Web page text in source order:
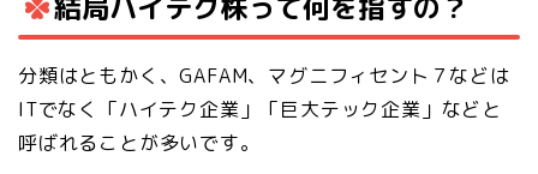
結局ハイテク株って何を指すの？
分類はともかく、GAFAM、マグニフィセント７などは
ITでなく「ハイテク企業」「巨大テック企業」などと
呼ばれることが多いです。